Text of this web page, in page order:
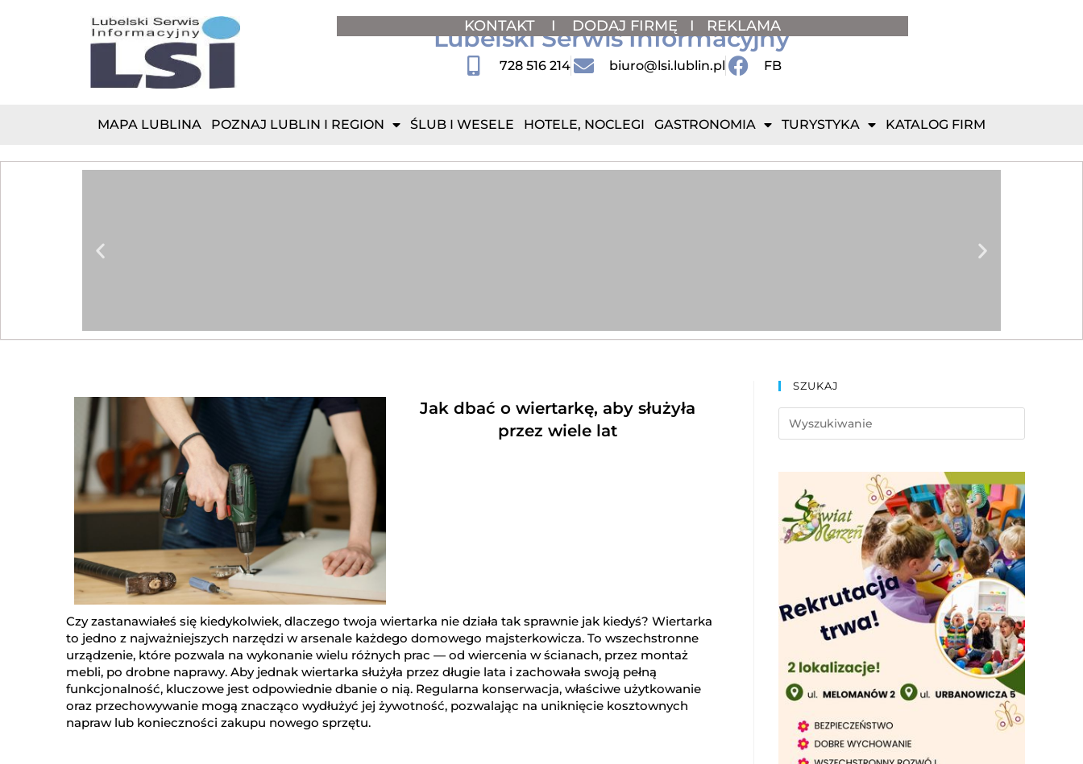
KONTAKT I DODAJ FIRMĘ I REKLAMA
Lubelski Serwis Informacyjny
728 516 214 biuro@lsi.lublin.pl FB
MAPA LUBLINA POZNAJ LUBLIN I REGION ŚLUB I WESELE HOTELE, NOCLEGI GASTRONOMIA TURYSTYKA KATALOG FIRM
Jak dbać o wiertarkę, aby służyła
przez wiele lat
Czy zastanawiałeś się kiedykolwiek, dlaczego twoja wiertarka nie działa tak sprawnie jak kiedyś? Wiertarka
to jedno z najważniejszych narzędzi w arsenale każdego domowego majsterkowicza. To wszechstronne
urządzenie, które pozwala na wykonanie wielu różnych prac — od wiercenia w ścianach, przez montaż
mebli, po drobne naprawy. Aby jednak wiertarka służyła przez długie lata i zachowała swoją pełną
funkcjonalność, kluczowe jest odpowiednie dbanie o nią. Regularna konserwacja, właściwe użytkowanie
oraz przechowywanie mogą znacząco wydłużyć jej żywotność, pozwalając na uniknięcie kosztownych
napraw lub konieczności zakupu nowego sprzętu.
SZUKAJ